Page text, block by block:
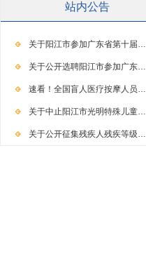
站内公告
关于阳江市参加广东省第十届…
关于公开选聘阳江市参加广东…
速看！全国盲人医疗按摩人员…
关于中止阳江市光明特殊儿童…
关于公开征集残疾人残疾等级…